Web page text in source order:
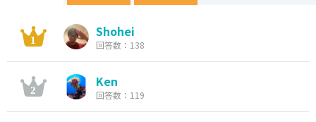
Shohei
回答数：138
Ken
回答数：119